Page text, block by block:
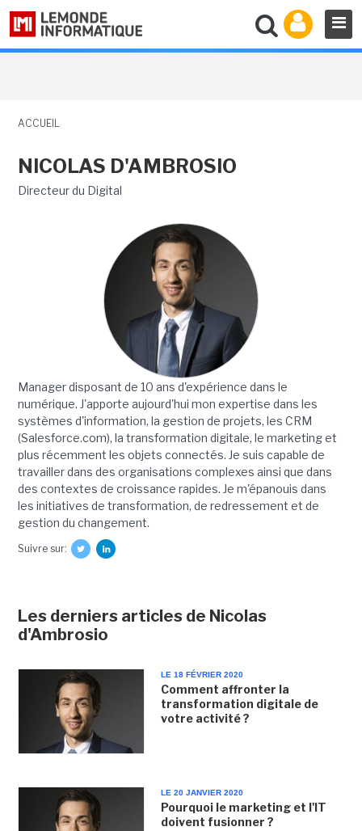
ACCUEIL
NICOLAS D'AMBROSIO
Directeur du Digital
Manager disposant de 10 ans d'expérience dans le
numérique. J'apporte aujourd'hui mon expertise dans les
systèmes d'information, la gestion de projets, les CRM
(Salesforce.com), la transformation digitale, le marketing et
plus récemment les objets connectés. Je suis capable de
travailler dans des organisations complexes ainsi que dans
des contextes de croissance rapides. Je m'épanouis dans
les initiatives de transformation, de redressement et de
gestion du changement.
Suivre sur:
Les derniers articles de Nicolas
d'Ambrosio
LE 18 FÉVRIER 2020
Comment affronter la
transformation digitale de
votre activité ?
LE 20 JANVIER 2020
Pourquoi le marketing et l'IT
doivent fusionner ?